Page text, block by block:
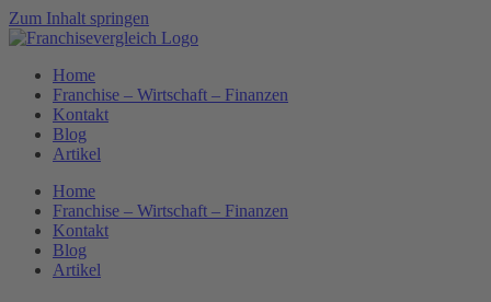
Zum Inhalt springen
Home
Franchise – Wirtschaft – Finanzen
Kontakt
Blog
Artikel
Home
Franchise – Wirtschaft – Finanzen
Kontakt
Blog
Artikel